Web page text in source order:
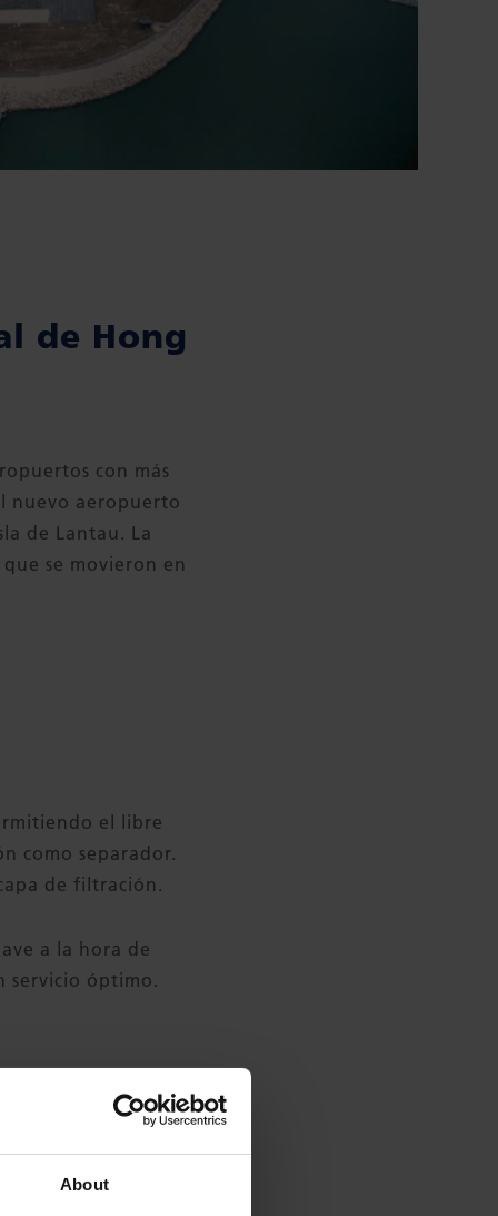
About
de Hong
con más
nuevo aeropuerto
de Lantau. La
se movieron en
el libre
como separador.
de filtración.
a la hora de
servicio óptimo.